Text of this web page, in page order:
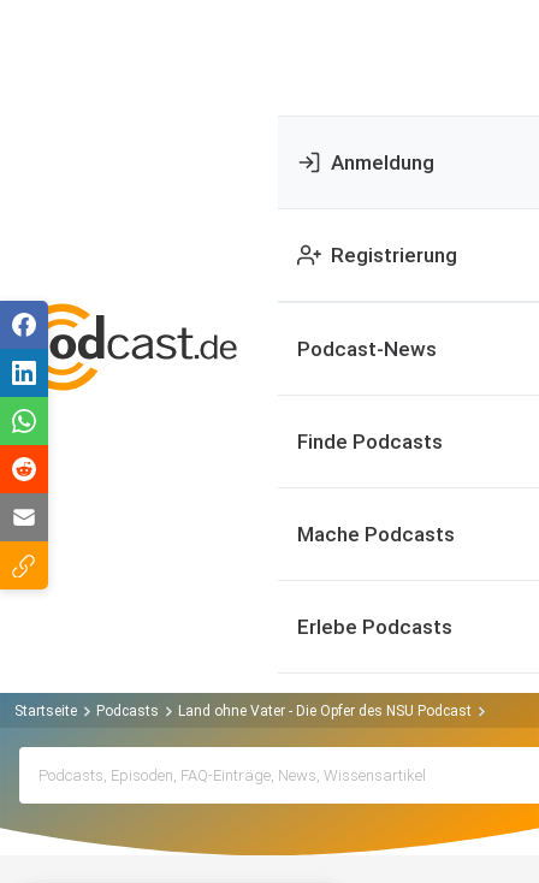
Anmeldung
Registrierung
Podcast-News
Finde Podcasts
Mache Podcasts
Erlebe Podcasts
Startseite Podcasts Land ohne Vater - Die Opfer des NSU Podcast